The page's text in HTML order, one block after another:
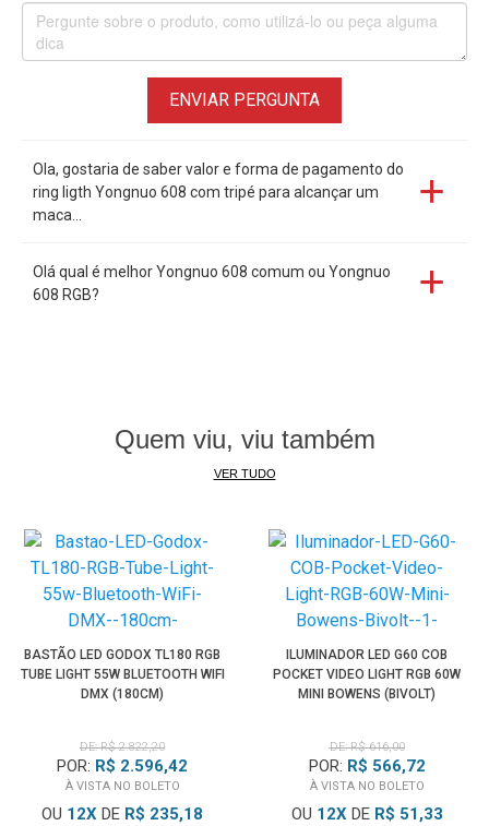
ENVIAR PERGUNTA
Ola, gostaria de saber valor e forma de pagamento do
ring ligth Yongnuo 608 com tripé para alcançar um
maca...
Olá qual é melhor Yongnuo 608 comum ou Yongnuo
608 RGB?
Quem viu, viu também
VER TUDO
BASTÃO LED GODOX TL180 RGB
TUBE LIGHT 55W BLUETOOTH WIFI
DMX (180CM)
DE: R$ 2.822,20
POR: R$ 2.596,42
À VISTA NO BOLETO
OU 12X DE R$ 235,18
ILUMINADOR LED G60 COB
POCKET VIDEO LIGHT RGB 60W
MINI BOWENS (BIVOLT)
DE: R$ 616,00
POR: R$ 566,72
À VISTA NO BOLETO
OU 12XDE R$ 51,33